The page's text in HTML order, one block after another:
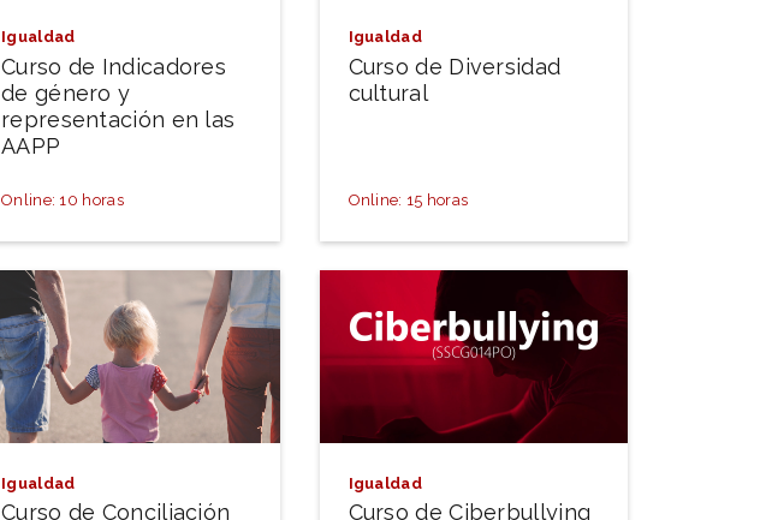
Igualdad
Curso de Indicadores
de género y
representación en las
AAPP
Online: 10 horas
Igualdad
Curso de Diversidad
cultural
Online: 15 horas
Igualdad
Curso de Conciliación
Igualdad
Curso de Ciberbullying